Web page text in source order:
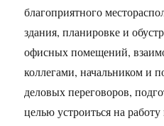
благоприятного
здания, планировке и
офисных помещений,
коллегами, начальником и
деловых переговоров,
целью устроиться на работу